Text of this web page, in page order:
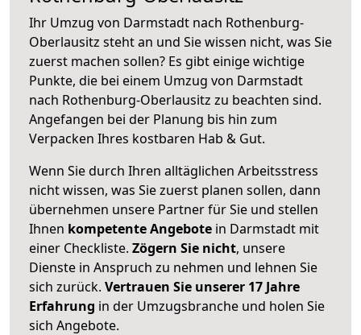
Ihr Umzug von Darmstadt nach Rothenburg-
Oberlausitz steht an und Sie wissen nicht, was Sie
zuerst machen sollen? Es gibt einige wichtige
Punkte, die bei einem Umzug von Darmstadt
nach Rothenburg-Oberlausitz zu beachten sind.
Angefangen bei der Planung bis hin zum
Verpacken Ihres kostbaren Hab & Gut.
Wenn Sie durch Ihren alltäglichen Arbeitsstress
nicht wissen, was Sie zuerst planen sollen, dann
übernehmen unsere Partner für Sie und stellen
Ihnen kompetente Angebote in Darmstadt mit
einer Checkliste. Zögern Sie nicht, unsere
Dienste in Anspruch zu nehmen und lehnen Sie
sich zurück. Vertrauen Sie unserer 17 Jahre
Erfahrung in der Umzugsbranche und holen Sie
sich Angebote.